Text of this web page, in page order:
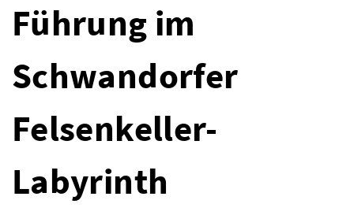
Führung im
Schwandorfer
Felsenkeller-
Labyrinth